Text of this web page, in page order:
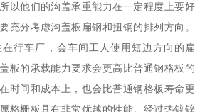
以他们的沟盖承重能力在一定程度上要好
充分考虑沟盖板扁钢和扭钢的排列方向。
行车厂，会车间工人使用短边方向的扁
板的承载能力要求会更高比普通钢格板的
时间和成本上，也会比普通钢格板寿命更
格栅板具有非常优越的性能。经过热镀锌